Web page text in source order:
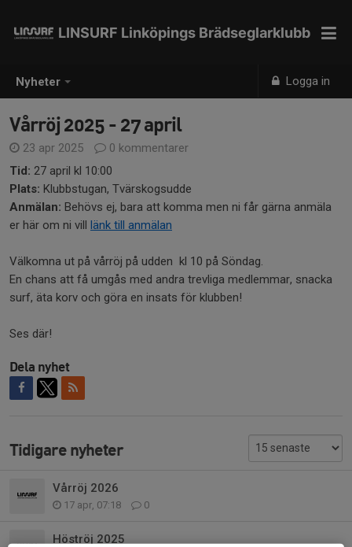
Nyheter Logga in
LINSURF Linköpings Brädseglarklubb
Vårröj 2025 - 27 april
23 apr 2025
0 kommentarer
Tid: 27 april kl 10:00
Plats: Klubbstugan, Tvärskogsudde
Anmälan: Behövs ej, bara att komma men ni får gärna anmäla
er här om ni vill länk till anmälan
Välkomna ut på vårröj på udden kl 10 på Söndag.
En chans att få umgås med andra trevliga medlemmar, snacka
surf, äta korv och göra en insats för klubben!
Ses där!
Dela nyhet
Tidigare nyheter
Vårröj 2026
17 apr, 07:18 0
Höströj 2025